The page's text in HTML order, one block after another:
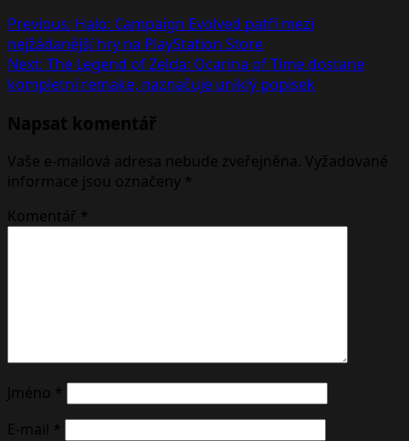
Post
navigation
Previous: Halo: Campaign Evolved patří mezi
nejžádanější hry na PlayStation Store
Next: The Legend of Zelda: Ocarina of Time dostane
kompletní remake, naznačuje uniklý popisek
Napsat komentář
Vaše e-mailová adresa nebude zveřejněna. Vyžadované
informace jsou označeny *
Komentář *
Jméno *
E-mail *